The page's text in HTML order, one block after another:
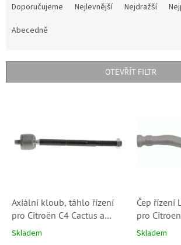
r
Doporučujeme Nejlevnější Nejdražší
Abecedně
OTEVŘÍT FILTR
Axiální kloub, táhlo řízení
pro Citroën C4 Cactus a
Peugeot 2008
Skladem
Čep řízení
pro
(3938501,
Skladem